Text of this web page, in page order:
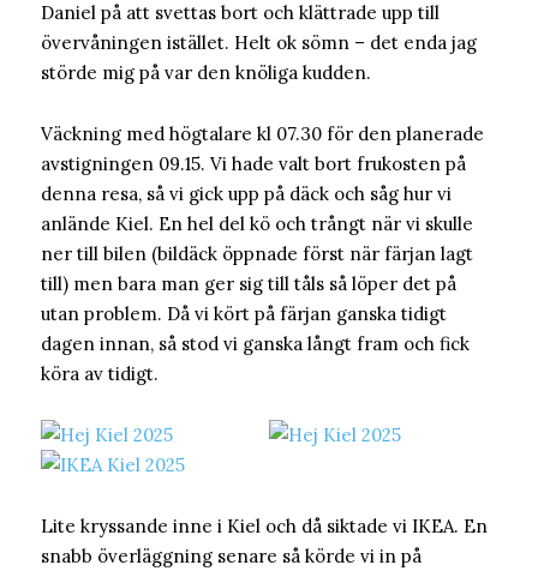
Daniel på att svettas bort och klättrade upp till
övervåningen istället. Helt ok sömn – det enda jag
störde mig på var den knöliga kudden.
Väckning med högtalare kl 07.30 för den planerade
avstigningen 09.15. Vi hade valt bort frukosten på
denna resa, så vi gick upp på däck och såg hur vi
anlände Kiel. En hel del kö och trångt när vi skulle
ner till bilen (bildäck öppnade först när färjan lagt
till) men bara man ger sig till tåls så löper det på
utan problem. Då vi kört på färjan ganska tidigt
dagen innan, så stod vi ganska långt fram och fick
köra av tidigt.
Lite kryssande inne i Kiel och då siktade vi IKEA. En
snabb överläggning senare så körde vi in på